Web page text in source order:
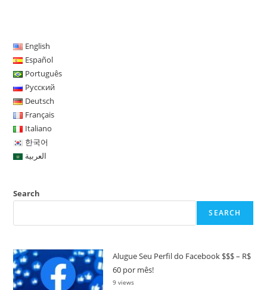
English
Español
Português
Русский
Deutsch
Français
Italiano
한국어
العربية
Search
SEARCH
Alugue Seu Perfil do Facebook $$$ – R$
60 por mês!
9 views